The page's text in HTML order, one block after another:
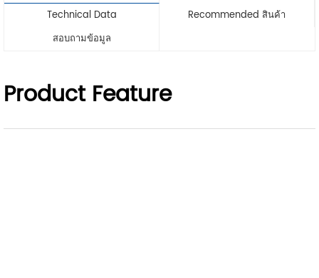
Technical Data
Recommended สินค้า
สอบถามข้อมูล
Product Feature